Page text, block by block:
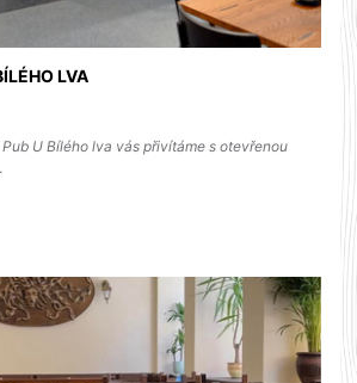
LVA
U Bílého lva vás přivítáme s otevřenou